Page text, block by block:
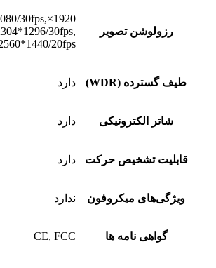
رزولوشن تصویر
30fps,
30fps,
20fps
طیف گسترده (WDR) دارد
شاتر الکترونیکی دارد
قابلیت تشخیص حرکت دارد
ویژگی‌های میکروفون ندارد
گواهی نامه ها CE, FCC